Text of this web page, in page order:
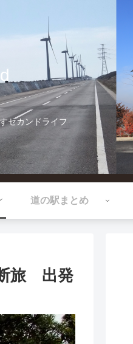
セカンドライフ
道の駅まとめ
旅 出発